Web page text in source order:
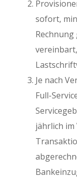
sofort,
Je nach
Full-
jährlich im